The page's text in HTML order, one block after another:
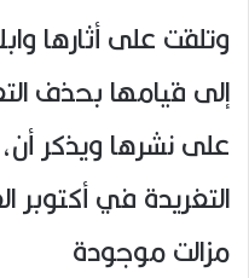
وتلقت على أثارها
إلى قيامها بحذف
على نشرها ويذكر
مزالت موجودة